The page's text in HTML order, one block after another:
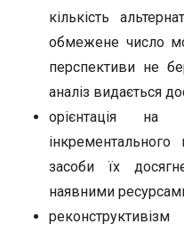
кількість
обмежене число
перспективи не
аналіз видається
орієнтація
засоби їх
наявними